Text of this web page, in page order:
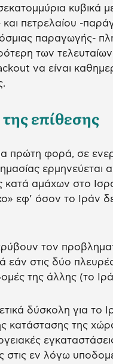
κυβικά
πετρελαίου -
παραγωγής-
των
να είναι
επίθεσης
πρώτη φορά, σε
ερμηνεύεται
κατά αμάχων στο
εφ’ όσον το Ιράν
τον
εάν στις δύο
της άλλης (το
δύσκολη για
κατάστασης της
στις εν λόγω